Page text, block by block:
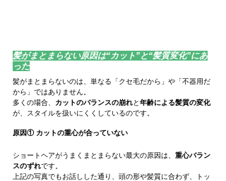
髪がまとまらない原因は“カット”と“髪質変化”にあ
った
髪がまとまらないのは、単なる「クセ毛だから」や「不器用だ
から」ではありません。
多くの場合、 カットのバランスの崩れと年齢による髪質の変化
が、スタイルを扱いにくくしているのです。
原因① カットの重心が合っていない
ショートヘアがうまくまとまらない最大の原因は、 重心バラン
スのずれです。
上記の写真でもお話しした通り、頭の形や髪質に合わず、トッ